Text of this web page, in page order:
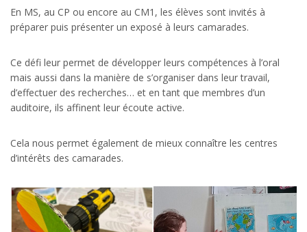
En MS, au CP ou encore au CM1, les élèves sont invités à
préparer puis présenter un exposé à leurs camarades.
Ce défi leur permet de développer leurs compétences à l’oral
mais aussi dans la manière de s’organiser dans leur travail,
d’effectuer des recherches… et en tant que membres d’un
auditoire, ils affinent leur écoute active.
Cela nous permet également de mieux connaître les centres
d’intérêts des camarades.